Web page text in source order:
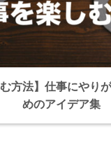
む方法】仕事にやり
めのアイデア集